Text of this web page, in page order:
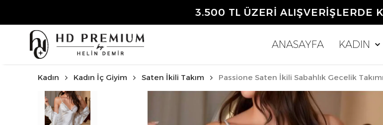
3.500 TL ÜZERİ ALIŞVERİŞLERDE
ANASAYFA KADIN
Kadın Kadın İç Giyim Saten İkili Takım Passione Saten İkili Sabahlık Gecelik